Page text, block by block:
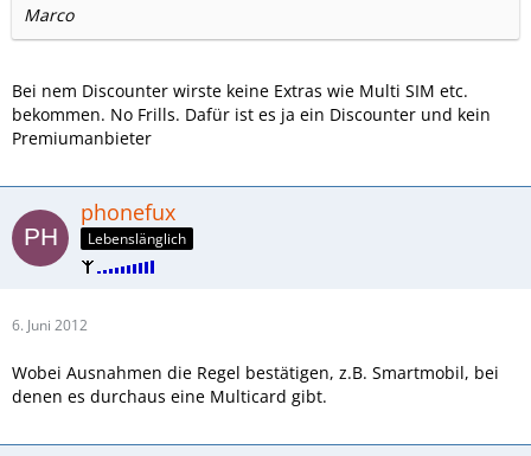
Marco
Bei nem Discounter wirste keine Extras wie Multi SIM etc.
bekommen. No Frills. Dafür ist es ja ein Discounter und kein
Premiumanbieter
phonefux
Lebenslänglich
6. Juni 2012
Wobei Ausnahmen die Regel bestätigen, z.B. Smartmobil, bei
denen es durchaus eine Multicard gibt.